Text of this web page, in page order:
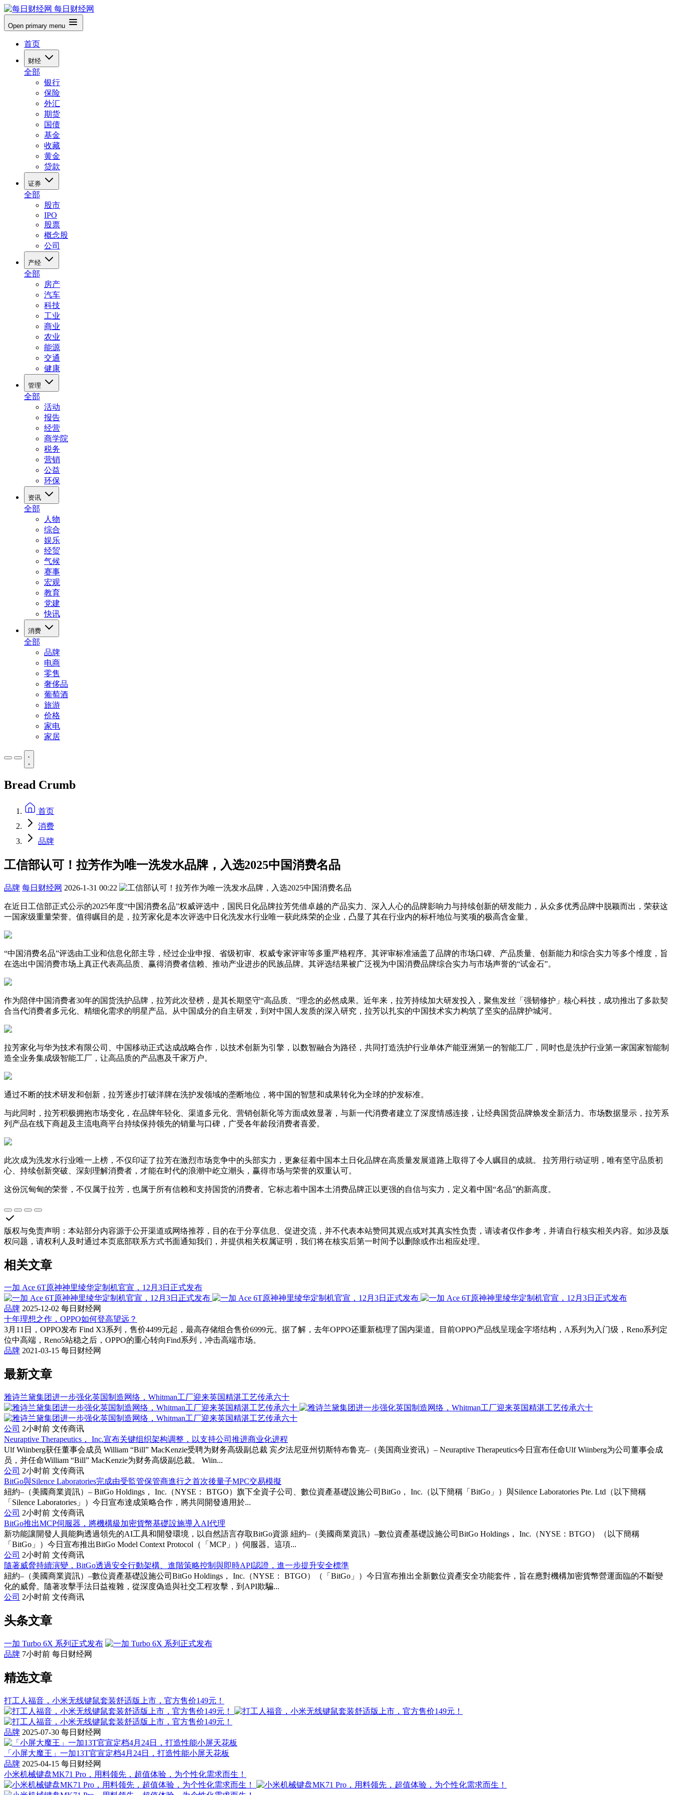
每日财经网
Open primary menu
首页
财经
全部
银行
保险
外汇
期货
国债
基金
收藏
黄金
贷款
证券
全部
股市
IPO
股票
概念股
公司
产经
全部
房产
汽车
科技
工业
商业
农业
能源
交通
健康
管理
全部
活动
报告
经营
商学院
税务
营销
公益
环保
资讯
全部
人物
综合
娱乐
经贸
气候
赛事
宏观
教育
党建
快讯
消费
全部
品牌
电商
零售
奢侈品
葡萄酒
旅游
价格
家电
家居
Bread Crumb
首页
消费
品牌
工信部认可！拉芳作为唯一洗发水品牌，入选2025中国消费名品
品牌 每日财经网 2026-1-31 00:22
在近日工信部正式公示的2025年度“中国消费名品”权威评选中，国民日化品牌拉芳凭借卓越的产品实力、深入人心的品牌影响力与持续创新的研发能力，从众多优秀品牌中脱颖而出，荣获这
一国家级重量荣誉。值得瞩目的是，拉芳家化是本次评选中日化洗发水行业唯一获此殊荣的企业，凸显了其在行业内的标杆地位与奖项的极高含金量。
“中国消费名品”评选由工业和信息化部主导，经过企业申报、省级初审、权威专家评审等多重严格程序。其评审标准涵盖了品牌的市场口碑、产品质量、创新能力和综合实力等多个维度，旨
在选出中国消费市场上真正代表高品质、赢得消费者信赖、推动产业进步的民族品牌。其评选结果被广泛视为中国消费品牌综合实力与市场声誉的“试金石”。
作为陪伴中国消费者30年的国货洗护品牌，拉芳此次登榜，是其长期坚守“高品质、”理念的必然成果。近年来，拉芳持续加大研发投入，聚焦发丝「强韧修护」核心科技，成功推出了多款契
合当代消费者多元化、精细化需求的明星产品。从中国成分的自主研发，到对中国人发质的深入研究，拉芳以扎实的中国技术实力构筑了坚实的品牌护城河。
拉芳家化与华为技术有限公司、中国移动正式达成战略合作，以技术创新为引擎，以数智融合为路径，共同打造洗护行业单体产能亚洲第一的智能工厂，同时也是洗护行业第一家国家智能制
造全业务集成级智能工厂，让高品质的产品惠及千家万户。
通过不断的技术研发和创新，拉芳逐步打破洋牌在洗护发领域的垄断地位，将中国的智慧和成果转化为全球的护发标准。
与此同时，拉芳积极拥抱市场变化，在品牌年轻化、渠道多元化、营销创新化等方面成效显著，与新一代消费者建立了深度情感连接，让经典国货品牌焕发全新活力。市场数据显示，拉芳系
列产品在线下商超及主流电商平台持续保持领先的销量与口碑，广受各年龄段消费者喜爱。
此次成为洗发水行业唯一上榜，不仅印证了拉芳在激烈市场竞争中的头部实力，更象征着中国本土日化品牌在高质量发展道路上取得了令人瞩目的成就。 拉芳用行动证明，唯有坚守品质初
心、持续创新突破、深刻理解消费者，才能在时代的浪潮中屹立潮头，赢得市场与荣誉的双重认可。
这份沉甸甸的荣誉，不仅属于拉芳，也属于所有信赖和支持国货的消费者。它标志着中国本土消费品牌正以更强的自信与实力，定义着中国“名品”的新高度。
版权与免责声明 ： 本站部分内容源于公开渠道或网络推荐，目的在于分享信息、促进交流，并不代表本站赞同其观点或对其真实性负责，请读者仅作参考，并请自行核实相关内容。如涉及版
权问题，请权利人及时通过本页底部联系方式书面通知我们，并提供相关权属证明，我们将在核实后第一时间予以删除或作出相应处理。
相关文章
一加 Ace 6T原神神里绫华定制机官宣，12月3日正式发布
品牌 2025-12-02 每日财经网
十年理想之作，OPPO如何登高望远？
3月11日，OPPO发布 Find X3系列，售价4499元起，最高存储组合售价6999元。据了解，去年OPPO还重新梳理了国内渠道。目前OPPO产品线呈现金字塔结构，A系列为入门级，Reno系列定
位中高端，Reno5站稳之后，OPPO的重心转向Find系列，冲击高端市场。
品牌 2021-03-15 每日财经网
最新文章
雅诗兰黛集团进一步强化英国制造网络，Whitman工厂迎来英国精湛工艺传承六十
公司 2小时前 文传商讯
Neuraptive Therapeutics， Inc.宣布关键组织架构调整，以支持公司推进商业化进程
Ulf Wiinberg获任董事会成员 William “Bill” MacKenzie受聘为财务高级副总裁 宾夕法尼亚州切斯特布鲁克–（美国商业资讯）– Neuraptive Therapeutics今日宣布任命Ulf Wiinberg为公司董事会成
员，并任命William “Bill” MacKenzie为财务高级副总裁。 Wiin...
公司 2小时前 文传商讯
BitGo與Silence Laboratories完成由受監管保管商進行之首次後量子MPC交易模擬
紐約–（美國商業資訊）– BitGo Holdings， Inc.（NYSE： BTGO）旗下全資子公司、數位資產基礎設施公司BitGo， Inc.（以下簡稱「BitGo」）與Silence Laboratories Pte. Ltd（以下簡稱
「Silence Laboratories」）今日宣布達成策略合作，將共同開發適用於...
公司 2小时前 文传商讯
BitGo推出MCP伺服器，將機構級加密貨幣基礎設施導入AI代理
新功能讓開發人員能夠透過領先的AI工具和開發環境，以自然語言存取BitGo資源 紐約–（美國商業資訊）–數位資產基礎設施公司BitGo Holdings， Inc.（NYSE：BTGO）（以下簡稱
「BitGo」）今日宣布推出BitGo Model Context Protocol（「MCP」）伺服器。這項...
公司 2小时前 文传商讯
隨著威脅持續演變，BitGo透過安全行動架構、進階策略控制與即時API認證，進一步提升安全標準
紐約–（美國商業資訊）–數位資產基礎設施公司BitGo Holdings， Inc.（NYSE： BTGO）（「BitGo」）今日宣布推出全新數位資產安全功能套件，旨在應對機構加密貨幣營運面臨的不斷變
化的威脅。隨著攻擊手法日益複雜，從深度偽造與社交工程攻擊，到API欺騙...
公司 2小时前 文传商讯
头条文章
一加 Turbo 6X 系列正式发布
品牌 7小时前 每日财经网
精选文章
打工人福音，小米无线键鼠套装舒适版上市，官方售价149元！
品牌 2025-07-30 每日财经网
「小屏大魔王」一加13T官宣定档4月24日，打造性能小屏天花板
品牌 2025-04-15 每日财经网
小米机械键盘MK71 Pro，用料领先，超值体验，为个性化需求而生！